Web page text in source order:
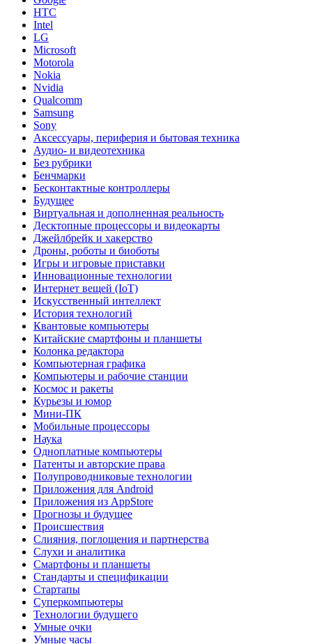
HTC
Intel
LG
Microsoft
Motorola
Nokia
Nvidia
Qualcomm
Samsung
Sony
Аксессуары, периферия и бытовая техника
Аудио- и видеотехника
Без рубрики
Бенчмарки
Бесконтактные контроллеры
Будущее
Виртуальная и дополненная реальность
Десктопные процессоры и видеокарты
Джейлбрейк и хакерство
Дроны, роботы и биоботы
Игры и игровые приставки
Инновационные технологии
Интернет вещей (IoT)
Искусственный интеллект
История технологий
Квантовые компьютеры
Китайские смартфоны и планшеты
Колонка редактора
Компьютерная графика
Компьютеры и рабочие станции
Космос и ракеты
Курьезы и юмор
Мини-ПК
Мобильные процессоры
Наука
Одноплатные компьютеры
Патенты и авторские права
Полупроводниковые технологии
Приложения для Android
Приложения из AppStore
Прогнозы и будущее
Происшествия
Слияния, поглощения и партнерства
Слухи и аналитика
Смартфоны и планшеты
Стандарты и спецификации
Стартапы
Суперкомпьютеры
Технологии будущего
Умные очки
Умные часы